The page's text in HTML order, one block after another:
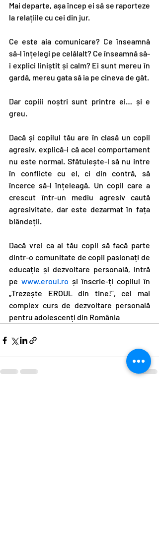
Mai departe, așa încep ei să se raporteze
la relațiile cu cei din jur.
Ce este aia comunicare? Ce înseamnă
să-l înțelegi pe celălalt? Ce înseamnă să-
i explici liniștit și calm? Ei sunt mereu în
gardă, mereu gata să ia pe cineva de gât.
Dar copiii noștri sunt printre ei… și e
greu.
Dacă și copilul tău are în clasă un copil
agresiv, explică-i că acel comportament
nu este normal. Sfătuiește-l să nu intre
în conflicte cu el, ci din contră, să
încerce să-l înțeleagă. Un copil care a
crescut într-un mediu agresiv caută
agresivitate, dar este dezarmat în fața
blândeții.
Dacă vrei ca al tău copil să facă parte
dintr-o comunitate de copii pasionați de
educație și dezvoltare personală, intră
pe www.eroul.ro și înscrie-ți copilul în
„Trezește EROUL din tine!”, cel mai
complex curs de dezvoltare personală
pentru adolescenți din România